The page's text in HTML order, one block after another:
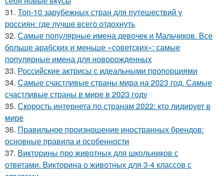
31. Топ-10 зарубежных стран для путешествий у
россиян: где лучше всего отдохнуть
32. Самые популярные имена девочек и Мальчиков. Все
больше арабских и меньше «советских»: самые
популярные имена для новорожденных
33. Российские актрисы с идеальными пропорциями
34. Самые счастливые страны мира на 2023 год. Самые
счастливые страны в мире в 2023 году
35. Скорость интернета по странам 2022: кто лидирует в
мире
36. Правильное произношение иностранных брендов:
основные правила и особенности
37. Викторины про животных для школьников с
ответами. Викторина о животных для 3-4 классов с